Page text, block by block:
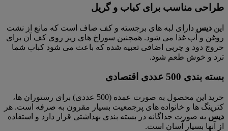
طراحی مناسب برای کباب و گریل
این دیس دارای لبه های برجسته و کف صاف است که مانع از نشت
روغن و آب غذا می شود. همچنین سوراخ های ریز روی کف آن برای
خروج دود و چربی اضافی تعبیه شده که باعث می شود کباب شما
ترد و خوش طعم شود.
بسته بندی 500 عددی اقتصادی
خرید این محصول به صورت عمده (500 عددی) برای رستوران ها،
کترینگ ها و خانواده های پرجمعیت بسیار مقرون به صرفه است. هر
دیس به صورت جداگانه در بسته بندی بهداشتی قرار دارد و استفاده
از آنها بسیار آسان است.